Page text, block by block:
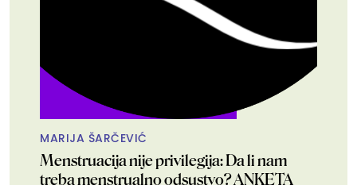
MARIJA ŠARČEVIĆ
Menstruacija nije privilegija: Da li nam
treba menstrualno odsustvo? ANKETA